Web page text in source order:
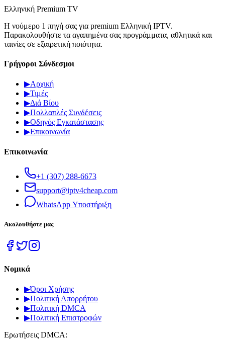
Ελληνική Premium TV
Η νούμερο 1 πηγή σας για premium Ελληνική IPTV.
Παρακολουθήστε τα αγαπημένα σας προγράμματα, αθλητικά και
ταινίες σε εξαιρετική ποιότητα.
Γρήγοροι Σύνδεσμοι
▶Αρχική
▶Τιμές
▶Διά Βίου
▶Πολλαπλές Συνδέσεις
▶Οδηγός Εγκατάστασης
▶Επικοινωνία
Επικοινωνία
+1 (307) 288-6673
support@iptv4cheap.com
WhatsApp Υποστήριξη
Ακολουθήστε μας
Νομικά
▶Όροι Χρήσης
▶Πολιτική Απορρήτου
▶Πολιτική DMCA
▶Πολιτική Επιστροφών
Ερωτήσεις DMCA: